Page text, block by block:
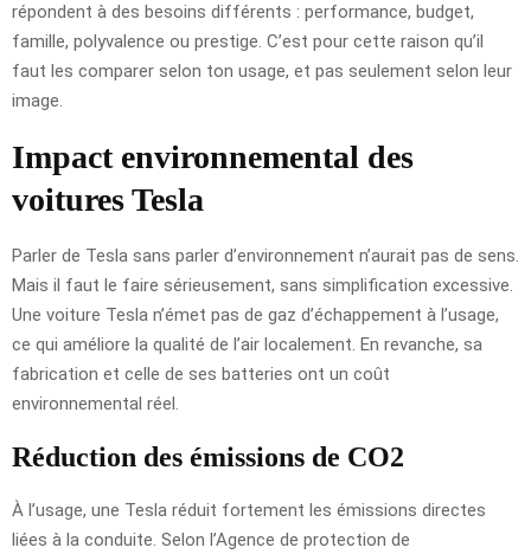
répondent à des besoins différents : performance, budget,
famille, polyvalence ou prestige. C’est pour cette raison qu’il
faut les comparer selon ton usage, et pas seulement selon leur
image.
Impact environnemental des
voitures Tesla
Parler de Tesla sans parler d’environnement n’aurait pas de sens.
Mais il faut le faire sérieusement, sans simplification excessive.
Une voiture Tesla n’émet pas de gaz d’échappement à l’usage,
ce qui améliore la qualité de l’air localement. En revanche, sa
fabrication et celle de ses batteries ont un coût
environnemental réel.
Réduction des émissions de CO2
À l’usage, une Tesla réduit fortement les émissions directes
liées à la conduite. Selon l’Agence de protection de